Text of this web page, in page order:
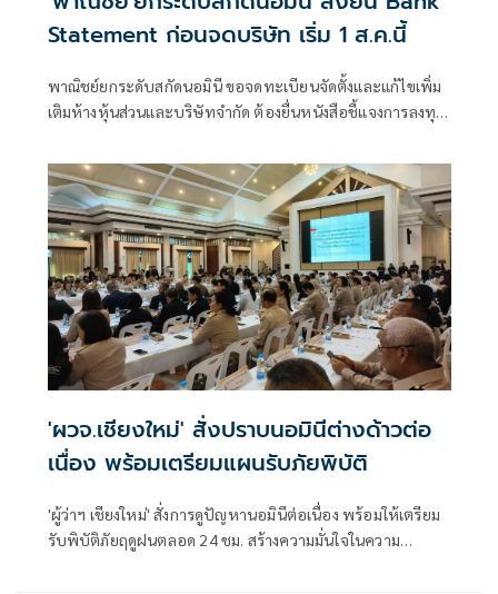
Statement ก่อนจดบริษัท เริ่ม 1 ส.ค.นี้
พาณิชย์ยกระดับสกัดนอมินี ขอจดทะเบียนจัดตั้งและแก้ไขเพิ่ม
เติมห้างหุ้นส่วนและบริษัทจำกัด ต้องยื่นหนังสือชี้แจงการลงทุน
'ผวจ.เชียงใหม่' สั่งปราบนอมินีต่างด้าวต่อ
เนื่อง พร้อมเตรียมแผนรับภัยพิบัติ
'ผู้ว่าฯ เชียงใหม่' สั่งการดูปัญหานอมินีต่อเนื่อง พร้อมให้เตรียม
รับพิบัติภัยฤดูฝนตลอด 24 ชม. สร้างความมั่นใจในความ